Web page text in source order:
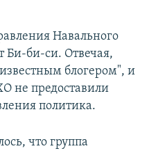
Навального
Би-би-си. Отвечая,
блогером", и
не предоставили
политика.
что группа